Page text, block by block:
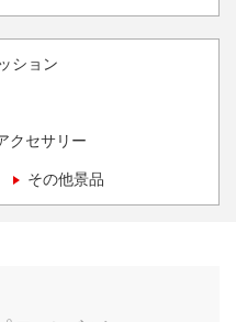
ション
クセサリー
その他景品